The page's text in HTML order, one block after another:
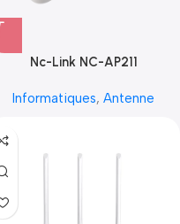
Nc-Link NC-AP211
Informatiques, Antenne